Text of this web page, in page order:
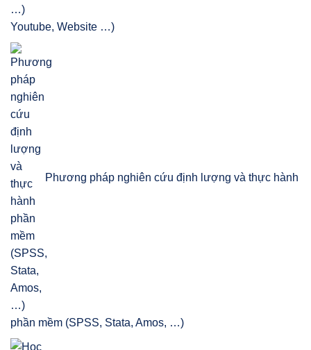
Youtube, Website …)
Phương pháp nghiên cứu định lượng và thực hành
phần mềm (SPSS, Stata, Amos, …)